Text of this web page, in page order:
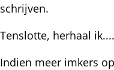
schrijven.
Tenslotte, herhaal ik....
Indien meer imkers